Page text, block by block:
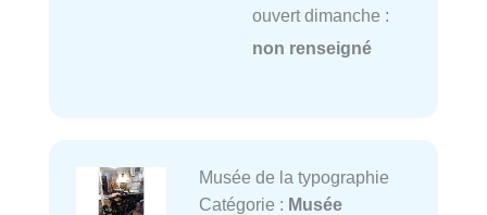
ouvert dimanche :
non renseigné
Musée de la typographie
Catégorie : Musée